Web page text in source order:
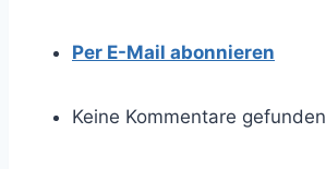
Per E-Mail abonnieren
Keine Kommentare gefunden